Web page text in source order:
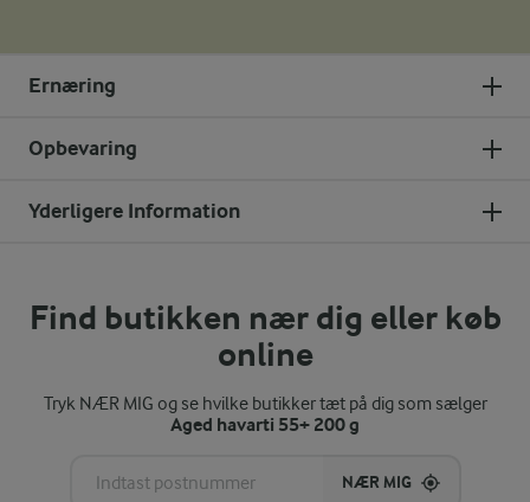
Ernæring
Opbevaring
Yderligere Information
Find butikken nær dig eller køb
online
Tryk NÆR MIG og se hvilke butikker tæt på dig som sælger
Aged havarti 55+ 200 g
NÆR MIG